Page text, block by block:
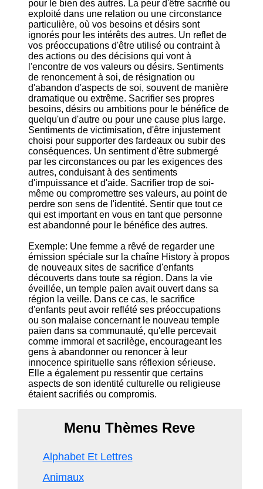
pour le bien des autres. La peur d'être sacrifié ou
exploité dans une relation ou une circonstance
particulière, où vos besoins et désirs sont
ignorés pour les intérêts des autres. Un reflet de
vos préoccupations d'être utilisé ou contraint à
des actions ou des décisions qui vont à
l'encontre de vos valeurs ou désirs. Sentiments
de renoncement à soi, de résignation ou
d'abandon d'aspects de soi, souvent de manière
dramatique ou extrême. Sacrifier ses propres
besoins, désirs ou ambitions pour le bénéfice de
quelqu'un d'autre ou pour une cause plus large.
Sentiments de victimisation, d'être injustement
choisi pour supporter des fardeaux ou subir des
conséquences. Un sentiment d'être submergé
par les circonstances ou par les exigences des
autres, conduisant à des sentiments
d'impuissance et d'aide. Sacrifier trop de soi-
même ou compromettre ses valeurs, au point de
perdre son sens de l'identité. Sentir que tout ce
qui est important en vous en tant que personne
est abandonné pour le bénéfice des autres.
Exemple: Une femme a rêvé de regarder une
émission spéciale sur la chaîne History à propos
de nouveaux sites de sacrifice d'enfants
découverts dans toute sa région. Dans la vie
éveillée, un temple païen avait ouvert dans sa
région la veille. Dans ce cas, le sacrifice
d'enfants peut avoir reflété ses préoccupations
ou son malaise concernant le nouveau temple
païen dans sa communauté, qu'elle percevait
comme immoral et sacrilège, encourageant les
gens à abandonner ou renoncer à leur
innocence spirituelle sans réflexion sérieuse.
Elle a également pu ressentir que certains
aspects de son identité culturelle ou religieuse
étaient sacrifiés ou compromis.
Menu Thèmes Reve
Alphabet Et Lettres
Animaux